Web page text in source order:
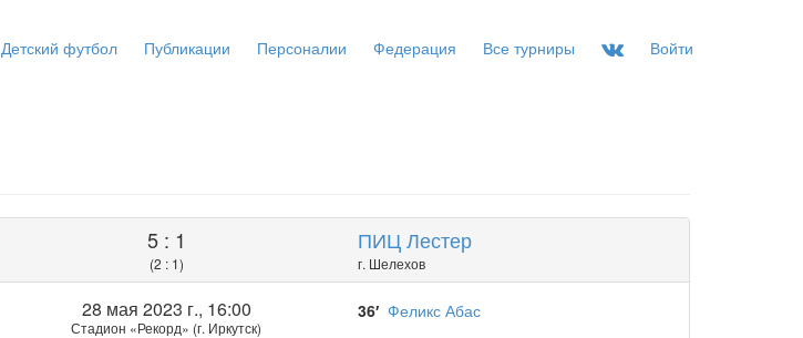
Детский футбол Публикации Персоналии Федерация Все турниры Войти
5 : 1
(2 : 1)
ПИЦ Лестер
г. Шелехов
28 мая 2023 г., 16:00
Стадион «Рекорд» (г. Иркутск)
36′ Феликс Абас